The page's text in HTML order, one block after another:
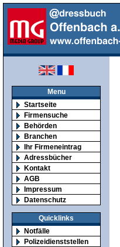
Menu
Startseite
Firmensuche
Behörden
Branchen
Ihr Firmeneintrag
Adressbücher
Kontakt
AGB
Impressum
Datenschutz
Quicklinks
Notfälle
Polizeidienststellen